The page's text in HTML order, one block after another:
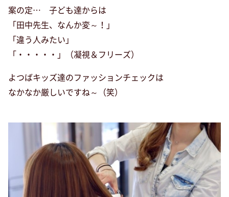
案の定… 子ども達からは
「田中先生、なんか変～！」
「違う人みたい」
「・・・・・」（凝視＆フリーズ）
よつばキッズ達のファッションチェックは
なかなか厳しいですね～（笑）